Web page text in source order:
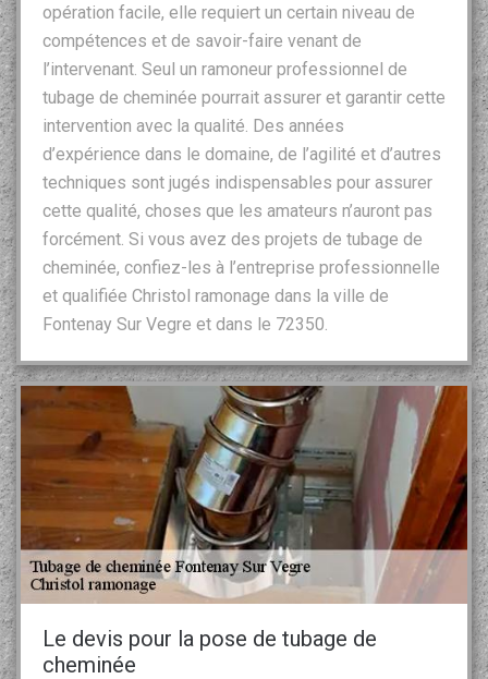
opération facile, elle requiert un certain niveau de
compétences et de savoir-faire venant de
l’intervenant. Seul un ramoneur professionnel de
tubage de cheminée pourrait assurer et garantir cette
intervention avec la qualité. Des années
d’expérience dans le domaine, de l’agilité et d’autres
techniques sont jugés indispensables pour assurer
cette qualité, choses que les amateurs n’auront pas
forcément. Si vous avez des projets de tubage de
cheminée, confiez-les à l’entreprise professionnelle
et qualifiée Christol ramonage dans la ville de
Fontenay Sur Vegre et dans le 72350.
Le devis pour la pose de tubage de
cheminée